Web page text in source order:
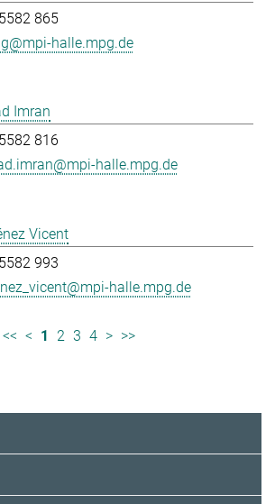
865
halle.mpg.de
Imran
816
halle.mpg.de
Vicent
993
halle.mpg.de
<< < 1 2 3 4 > >>